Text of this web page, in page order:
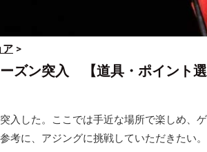
ア >
ーズン突入 【道具・ポイント選
入した。ここでは手近な場所で楽しめ、
考に、アジングに挑戦していただきたい。